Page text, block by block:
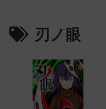
刃ノ眼